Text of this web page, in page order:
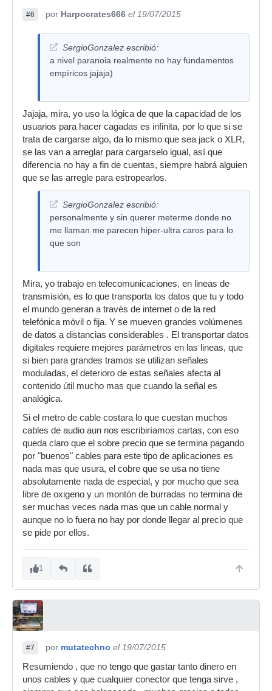
#6 por Harpocrates666 el 19/07/2015
SergioGonzalez escribió:
a nivel paranoia realmente no hay fundamentos
empíricos jajaja)
Jajaja, mira, yo uso la lógica de que la capacidad de los
usuarios para hacer cagadas es infinita, por lo que si se
trata de cargarse algo, da lo mismo que sea jack o XLR,
se las van a arreglar para cargarselo igual, así que
diferencia no hay a fin de cuentas, siempre habrá alguien
que se las arregle para estropearlos.
SergioGonzalez escribió:
personalmente y sin querer meterme donde no
me llaman me parecen hiper-ultra caros para lo
que son
Mira, yo trabajo en telecomunicaciones, en lineas de
transmisión, es lo que transporta los datos que tu y todo
el mundo generan a través de internet o de la red
telefónica móvil o fija. Y se mueven grandes volúmenes
de datos a distancias considerables . El transportar datos
digitales requiere mejores parámetros en las lineas, que
si bien para grandes tramos se utilizan señales
moduladas, el deterioro de estas señales afecta al
contenido útil mucho mas que cuando la señal es
analógica.
Si el metro de cable costara lo que cuestan muchos
cables de audio aun nos escribiríamos cartas, con eso
queda claro que el sobre precio que se termina pagando
por "buenos" cables para este tipo de aplicaciones es
nada mas que usura, el cobre que se usa no tiene
absolutamente nada de especial, y por mucho que sea
libre de oxigeno y un montón de burradas no termina de
ser muchas veces nada mas que un cable normal y
aunque no lo fuera no hay por donde llegar al precio que
se pide por ellos.
1
#7 por mutatechno el 19/07/2015
Resumiendo , que no tengo que gastar tanto dinero en
unos cables y que cualquier conector que tenga sirve ,